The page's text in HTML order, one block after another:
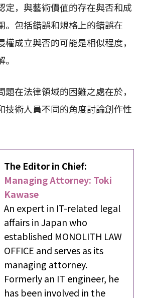
定，與藝術價值的存在與否和成
。包括錯誤和規格上的錯誤在
權成立與否的可能是相似程度，
在法律領域的困難之處在於，
技術人員不同的角度討論創作性
The Editor in Chief:
Managing Attorney: Toki
Kawase
An expert in IT-related legal
affairs in Japan who
established MONOLITH LAW
OFFICE and serves as its
managing attorney.
Formerly an IT engineer, he
has been involved in the